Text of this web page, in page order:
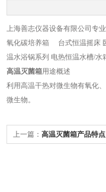
上海善志仪器设备有限公司专
氧化碳培养箱 台式恒温摇床
温水浴锅系列 电热恒温水槽/水
高温灭菌箱用途概述
利用高温干热对微生物有氧化
微生物。
上一篇： 高温灭菌箱产品特点